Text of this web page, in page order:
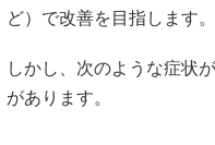
ど）で改善を目指します。
しかし、次のような症状
があります。